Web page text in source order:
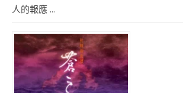
人的報應 ...